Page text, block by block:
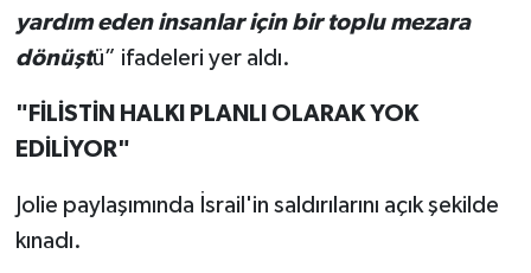
yardım eden insanlar için bir toplu mezara
dönüştü” ifadeleri yer aldı.
"FİLİSTİN HALKI PLANLI OLARAK YOK
EDİLİYOR"
Jolie paylaşımında İsrail'in saldırılarını açık şekilde
kınadı.